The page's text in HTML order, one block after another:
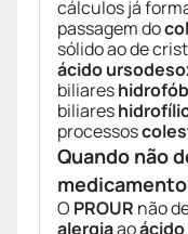
cálculos já
passagem do
sólido ao de
ácido
biliares
biliares
processos
Quando não
O PROUR não
alergiaao